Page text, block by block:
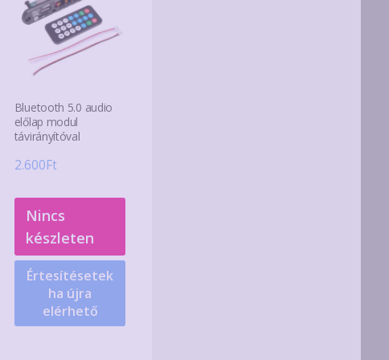
Bluetooth 5.0 audio
előlap modul
távirányítóval
2.600Ft
Nincs
készleten
Értesítésetek
ha újra
elérhető